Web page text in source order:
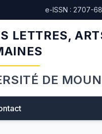
e-ISSN : 2707-
LETTRES,
DE